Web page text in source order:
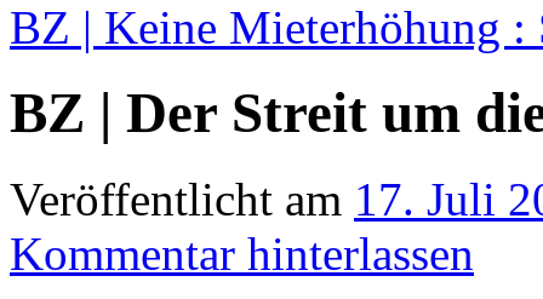
BZ | Keine Mieterhöhung
BZ | Der Streit um
Veröffentlicht am 17. Juli
Kommentar hinterlassen